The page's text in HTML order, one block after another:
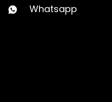
Whatsapp